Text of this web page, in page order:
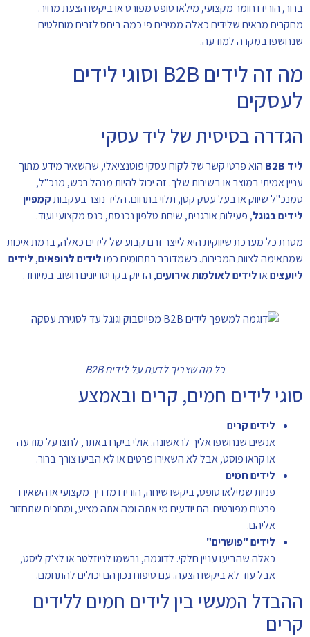
ברור, הורידו חומר מקצועי, מילאו טופס מפורט או ביקשו הצעת מחיר.
מחקרים מראים שלידים כאלה ממירים פי כמה ביחס לזרים מוחלטים
שנחשפו במקרה למודעה.
מה זה לידים B2B וסוגי לידים
לעסקים
הגדרה בסיסית של ליד עסקי
ליד B2B
הוא פרטי קשר של לקוח עסקי פוטנציאלי, שהשאיר מידע מתוך
עניין אמיתי במוצר או בשירות שלך. זה יכול להיות מנהל רכש, מנכ"ל,
סמנכ"ל שיווק או בעל עסק קטן, תלוי בתחום. הליד נוצר בעקבותקמפיין
לידים בגוגל, פעילות אורגנית, שיחת טלפון נכנסת, כנס מקצועי ועוד.
מטרת כל מערכת שיווקית היא לייצר זרם קבוע של לידים כאלה, ברמת איכות
שמתאימה לצוות המכירות. כשמדובר בתחומים כמולידים לרופאים, לידים
ליועציםאולידים לאולמות אירועים, הדיוק בקריטריונים חשוב במיוחד.
כל מה שצריך לדעת על לידים B2B
סוגי לידים חמים, קרים ובאמצע
לידים קרים
אנשים שנחשפו אליך לראשונה. אולי ביקרו באתר, לחצו על מודעה
או קראו פוסט, אבל לא השאירו פרטים או לא הביעו צורך ברור.
לידים חמים
פניות שמילאו טופס, ביקשו שיחה, הורידו מדריך מקצועי או השאירו
פרטים מפורטים. הם יודעים מי אתה ומה אתה מציע, ומחכים שתחזור
אליהם.
לידים "פושרים"
כאלה שהביעו עניין חלקי. לדוגמה, נרשמו לניוזלטר או לצ'ק ליסט,
אבל עוד לא ביקשו הצעה. עם טיפוח נכון הם יכולים להתחמם.
ההבדל המעשי בין לידים חמים ללידים
קרים